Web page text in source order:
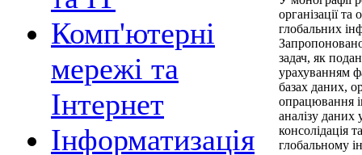
Комп'ютерні
мережі та
Інтернет
Інформатизація
організації
глобальних
задач, як
урахуванням
базах даних,
опрацювання
аналізу
консолідація
глобальному